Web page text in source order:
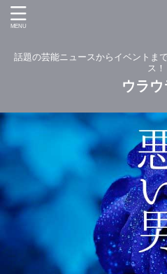
話題の芸能ニュースからイベントま
ス！
ウラウ